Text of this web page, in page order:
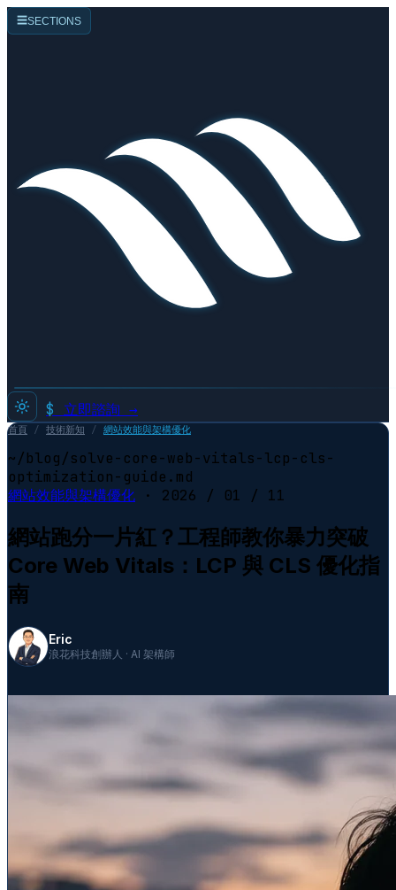
☰SECTIONS
$ 立即諮詢 →
首頁 / 技術新知 / 網站效能與架構優化
~/blog/solve-core-web-vitals-lcp-cls-
optimization-guide.md
網站效能與架構優化 · 2026 / 01 / 11
網站跑分一片紅？工程師教你暴力突破
Core Web Vitals：LCP 與 CLS 優化指
南
Eric
浪花科技創辦人 · AI 架構師